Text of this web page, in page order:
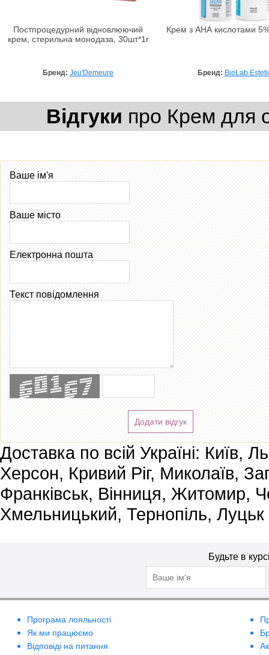
Постпроцедурний відновлюючий
крем, стерильна монодаза, 30шт*1г
Бренд: Jeu'Demeure
Крем з АНА кислотами
Бренд: BioLab
Відгуки про Крем для
Ваше ім'я
Ваше місто
Електронна пошта
Текст повідомлення
Додати відгук
Доставка по всій Україні: Київ,
Херсон, Кривий Ріг, Миколаїв,
Франківськ, Вінниця, Житомир,
Хмельницький, Тернопіль, Луцьк
Будьте в
Програма лояльності
Як ми працюємо
Відповіді на питання